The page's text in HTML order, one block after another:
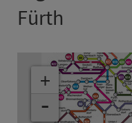
Fürth
+
-